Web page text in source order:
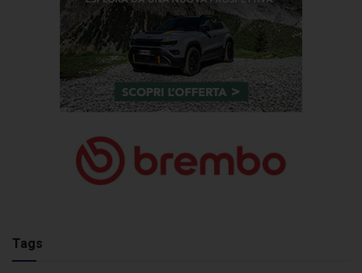
Tags